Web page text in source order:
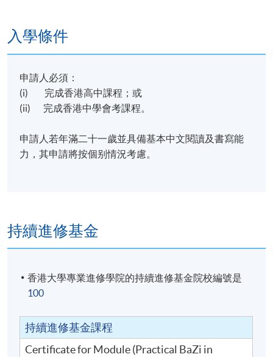
入學條件
申請人必須：
(i) 完成香港高中課程；或
(ii) 完成香港中學會考課程。
申請人若年滿二十一歲並具備基本中文閱讀及書寫能
力，其申請將按個别情況考慮。
持續進修基金
香港大學專業進修學院的持續進修基金院校編號是
100
持續進修基金課程
Certificate for Module (Practical BaZi in